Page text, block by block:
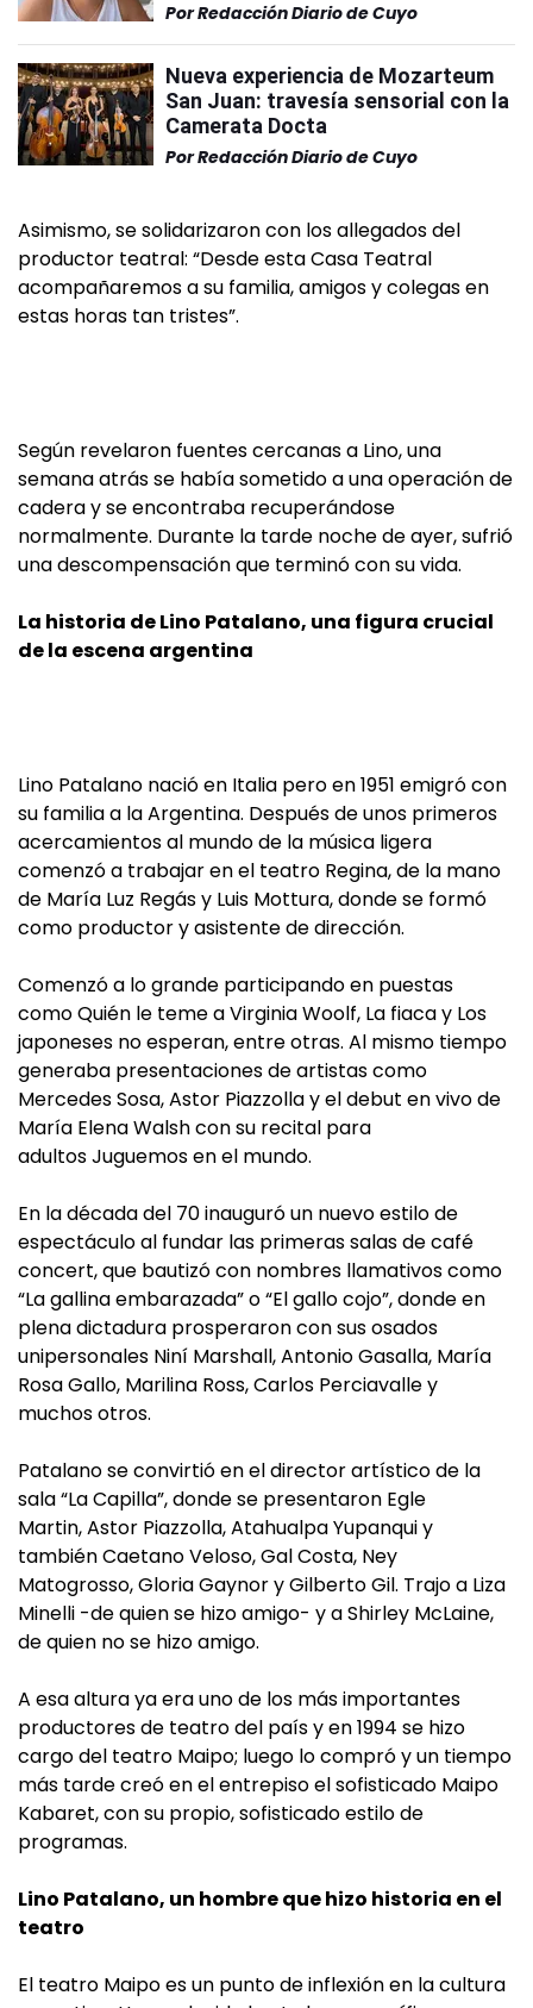
PorRedacción Diario de Cuyo
Nueva experiencia de Mozarteum
San Juan: travesía sensorial con la
Camerata Docta
PorRedacción Diario de Cuyo
Asimismo, se solidarizaron con los allegados del
productor teatral: “Desde esta Casa Teatral
acompañaremos a su familia, amigos y colegas en
estas horas tan tristes”.
Según revelaron fuentes cercanas a Lino, una
semana atrás se había sometido a una operación de
cadera y se encontraba recuperándose
normalmente. Durante la tarde noche de ayer, sufrió
una descompensación que terminó con su vida.
La historia de Lino Patalano, una figura crucial
de la escena argentina
Lino Patalano nació en Italia pero en 1951 emigró con
su familia a la Argentina. Después de unos primeros
acercamientos al mundo de la música ligera
comenzó a trabajar en el teatro Regina, de la mano
de María Luz Regás y Luis Mottura, donde se formó
como productor y asistente de dirección.
Comenzó a lo grande participando en puestas
como Quién le teme a Virginia Woolf, La fiaca y Los
japoneses no esperan, entre otras. Al mismo tiempo
generaba presentaciones de artistas como
Mercedes Sosa, Astor Piazzolla y el debut en vivo de
María Elena Walsh con su recital para
adultos Juguemos en el mundo.
En la década del 70 inauguró un nuevo estilo de
espectáculo al fundar las primeras salas de café
concert, que bautizó con nombres llamativos como
“La gallina embarazada” o “El gallo cojo”, donde en
plena dictadura prosperaron con sus osados
unipersonales Niní Marshall, Antonio Gasalla, María
Rosa Gallo, Marilina Ross, Carlos Perciavalle y
muchos otros.
Patalano se convirtió en el director artístico de la
sala “La Capilla”, donde se presentaron Egle
Martin, Astor Piazzolla, Atahualpa Yupanqui y
también Caetano Veloso, Gal Costa, Ney
Matogrosso, Gloria Gaynor y Gilberto Gil. Trajo a Liza
Minelli -de quien se hizo amigo- y a Shirley McLaine,
de quien no se hizo amigo.
A esa altura ya era uno de los más importantes
productores de teatro del país y en 1994 se hizo
cargo del teatro Maipo; luego lo compró y un tiempo
más tarde creó en el entrepiso el sofisticado Maipo
Kabaret, con su propio, sofisticado estilo de
programas.
Lino Patalano, un hombre que hizo historia en el
teatro
El teatro Maipo es un punto de inflexión en la cultura